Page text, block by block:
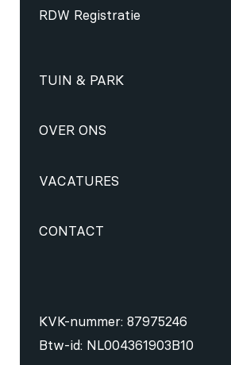
RDW Registratie
TUIN & PARK
OVER ONS
VACATURES
CONTACT
KVK-nummer: 87975246
Btw-id: NL004361903B10